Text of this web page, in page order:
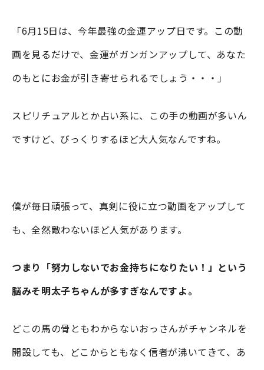
「6月15日は、今年最強の金運アップ日です。この動
画を見るだけで、金運がガンガンアップして、あなた
のもとにお金が引き寄せられるでしょう・・・」
スピリチュアルとか占い系に、この手の動画が多いん
ですけど、びっくりするほど大人気なんですね。
僕が毎日頑張って、真剣に役に立つ動画をアップして
も、全然敵わないほど人気があります。
つまり「努力しないでお金持ちになりたい！」という
脳みそ明太子ちゃんが多すぎなんですよ。
どこの馬の骨ともわからないおっさんがチャンネルを
開設しても、どこからともなく信者が沸いてきて、あ